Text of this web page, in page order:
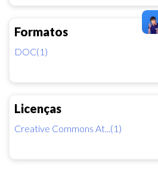
Formatos
DOC(1)
Licenças
Creative Commons At...(1)